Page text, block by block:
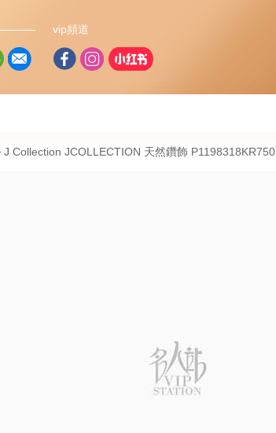
vip頻道
J Collection JCOLLECTION 天然鑽飾 P1198318KR750